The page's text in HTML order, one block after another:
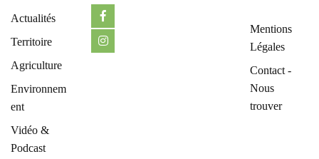
Actualités
Territoire
Agriculture
Environnem
ent
Vidéo &
Podcast
Mentions
Légales
Contact -
Nous
trouver